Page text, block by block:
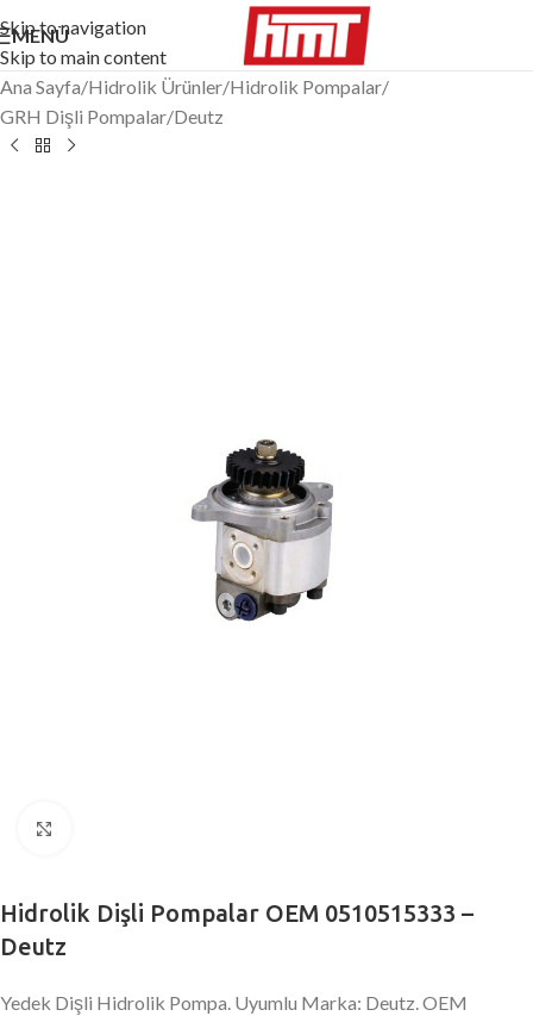
Skip to navigation
Skip to main content
MENÜ
Ana Sayfa/Hidrolik Ürünler/Hidrolik Pompalar/
GRH Dişli Pompalar/Deutz
Hidrolik Dişli Pompalar OEM 0510515333 –
Deutz
Yedek Dişli Hidrolik Pompa. Uyumlu Marka: Deutz. OEM